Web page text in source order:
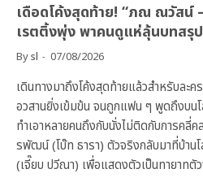
เดือดโค้งสุดท้าย! “ภณ ณวัสน์
เรตติ้งพุ่ง พาคนดูแห่ลุ้นบทสรุ
Bysl 07/08/2026
เดินทางมาถึงโค้งสุดท้ายแล้วสำหรับละค
อวสานยิ่งเข้มข้น จนถูกแฟน ๆ พูดถึงบนโ
ทำเอาหลายคนถึงกับนั่งไม่ติดกับการคลี่
รพัฒน์ (โบ๊ท ธารา) ตัวจริงกลับมาที่บ้า
(เจี๊ยบ ปวีณา) เพื่อแสดงตัวเป็นทายาทตั